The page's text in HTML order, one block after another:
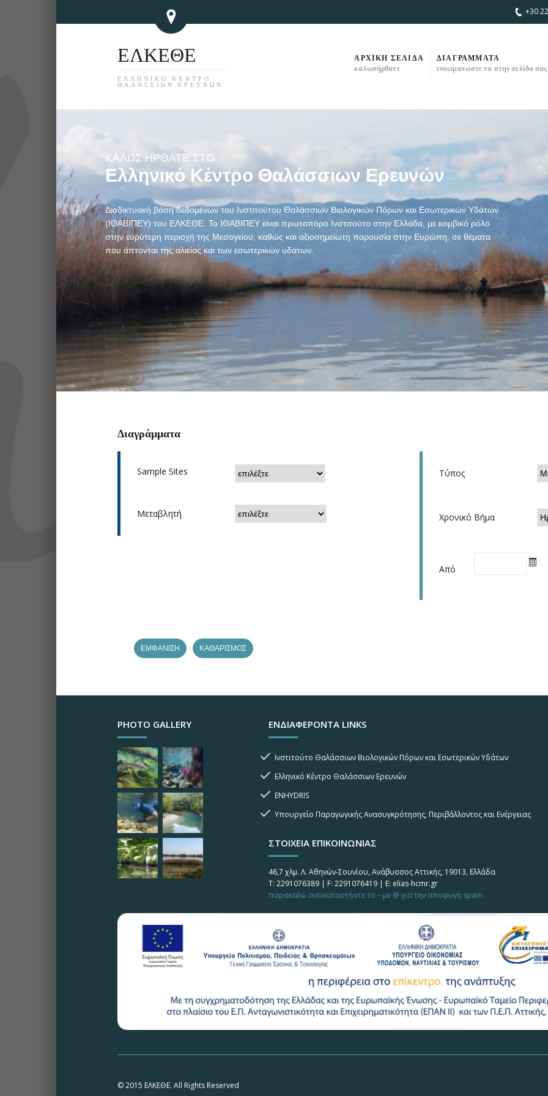
+30
ΕΛΚΕΘΕ
ΕΛΛΗΝΙΚΌ ΚΈΝΤΡΟ
ΘΑΛΆΣΣΙΩΝ ΕΡΕΥΝΏΝ
ΑΡΧΙΚΗ ΣΕΛΙΔΑ
καλωσήρθατε
ΔΙΑΓΡΑΜΜΑΤΑ
ενσωματώστε τα στην σελίδα σας
ΚΑΛΩΣ ΗΡΘΑΤΕ ΣΤΟ
Ελληνικό Κέντρο Θαλάσσιων Ερευνών
Διαδικτυακή βάση δεδομένων του Ινστιτούτου Θαλάσσιων Βιολογικών Πόρων και Εσωτερικών Υδάτων
(ΙΘΑΒΙΠΕΥ) του ΕΛΚΕΘΕ. Το ΙΘΑΒΙΠΕΥ είναι πρωτοπόρο Ινστιτούτο στην Ελλάδα, με κομβικό ρόλο
στην ευρύτερη περιοχή της Μεσογείου, καθώς και αξιοσημείωτη παρουσία στην Ευρώπη, σε θέματα
που άπτονται της αλιείας και των εσωτερικών υδάτων.
Διαγράμματα
Sample Sites
Μεταβλητή
Τύπος
Χρονικό Βήμα
Από
PHOTO GALLERY ΕΝΔΙΑΦΕΡΟΝΤΑ LINKS
Ινστιτούτο Θαλάσσιων Βιολογικών Πόρων και Εσωτερικών Υδάτων
Ελληνικό Κέντρο Θαλάσσιων Ερευνών
ENHYDRIS
Υπουργείο Παραγωγικής Ανασυγκρότησης, Περιβάλλοντος και Ενέργειας
ΣΤΟΙΧΕΙΑ ΕΠΙΚΟΙΝΩΝΙΑΣ
46,7 χλμ. Λ. Αθηνών-Σουνίου, Ανάβυσσος Αττικής, 19013, Ελλάδα
Τ: 2291076389 | F: 2291076419 | E: elias-hcmr.gr
παρακαλώ αντικαταστήστε το – με @ για την αποφυγή spam
© 2015 ΕΛΚΕΘΕ. All Rights Reserved